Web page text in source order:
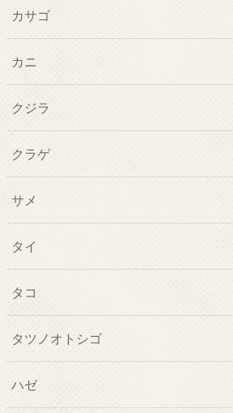
カサゴ
カニ
クジラ
クラゲ
サメ
タイ
タコ
タツノオトシゴ
ハゼ